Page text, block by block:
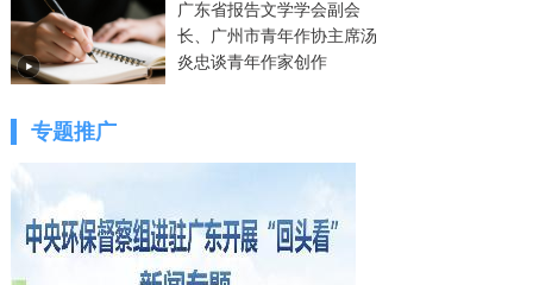
广东省报告文学学会副会
长、广州市青年作协主席汤
炎忠谈青年作家创作
专题推广